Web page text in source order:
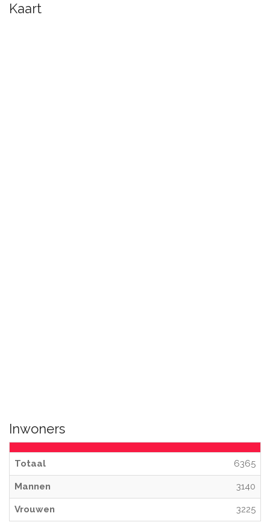
Kaart
Inwoners
Totaal 6365
Mannen 3140
Vrouwen 3225